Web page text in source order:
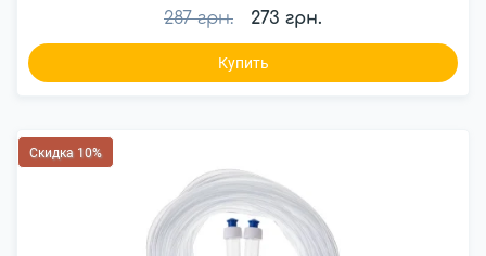
287 грн. 273 грн.
Купить
Скидка 10%